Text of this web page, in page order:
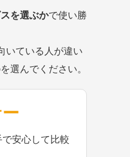
を選ぶかで使い勝
いている人が違い
選んでください。
で安心して比較